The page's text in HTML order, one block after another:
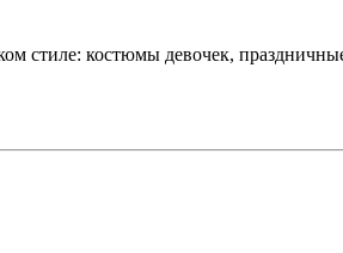
стиле: костюмы девочек,